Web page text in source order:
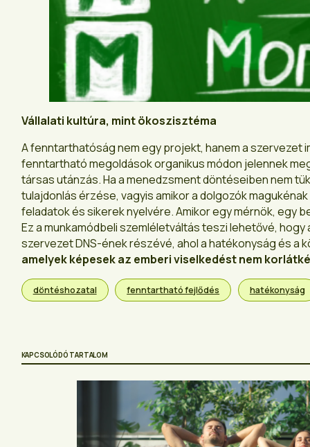
Vállalati kultúra, mintökoszisztéma
A fenntarthatóság nem egy projekt, hanem a szervezet
fenntartható megoldások organikus módon jelennek
társas utánzás. Ha a menedzsment döntéseiben nem
tulajdonlás érzése, vagyis amikor a dolgozók
feladatok és sikerek nyelvére. Amikor egy mérnök, egy
Ez a munkamódbeli szemléletváltás teszi lehetővé,
szervezet DNS-ének részévé, ahol a hatékonyság és
amelyek képesek az emberi viselkedést nem korlátké
döntéshozatal fenntartható fejlődés hatékonyság
KAPCSOLÓDÓ TARTALOM